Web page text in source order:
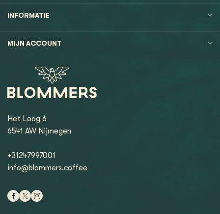
INFORMATIE
MIJN ACCOUNT
Het Loog 6
6541 AW Nijmegen
+31247997001
info@blommers.coffee